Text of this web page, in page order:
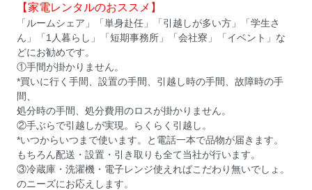
【家電レンタルのおススメ】
「ルームシェア」「単身赴任」「引越しが多い方」「学生さ
ん」「1人暮らし」「短期事務所」「会社寮」「イベント」な
どにお勧めです。
①手間が掛かりません。
*買いに行く手間、設置の手間、引越し時の手間、故障時の手
間、
処分時の手間、処分費用のロスが掛かりません。
②手ぶらで引越しが実現。らくらく引越し。
*いつからいつまで使います。と電話一本で品物が届きます。
もちろん配送・設置・引き取りも全て当社が行います。
③冷蔵庫・洗濯機・電子レンジ使えればこだわり無いでしょ。
のニーズにお応えします。